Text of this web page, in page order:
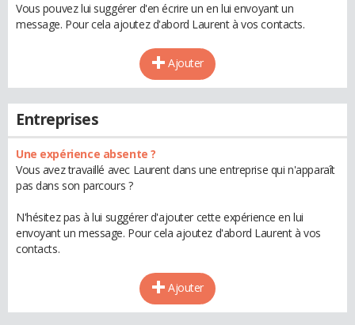
Vous pouvez lui suggérer d'en écrire un en lui envoyant un
message. Pour cela ajoutez d'abord Laurent à vos contacts.
Ajouter
Entreprises
Une expérience absente ?
Vous avez travaillé avec Laurent dans une entreprise qui n'apparaît
pas dans son parcours ?
N'hésitez pas à lui suggérer d'ajouter cette expérience en lui
envoyant un message. Pour cela ajoutez d'abord Laurent à vos
contacts.
Ajouter